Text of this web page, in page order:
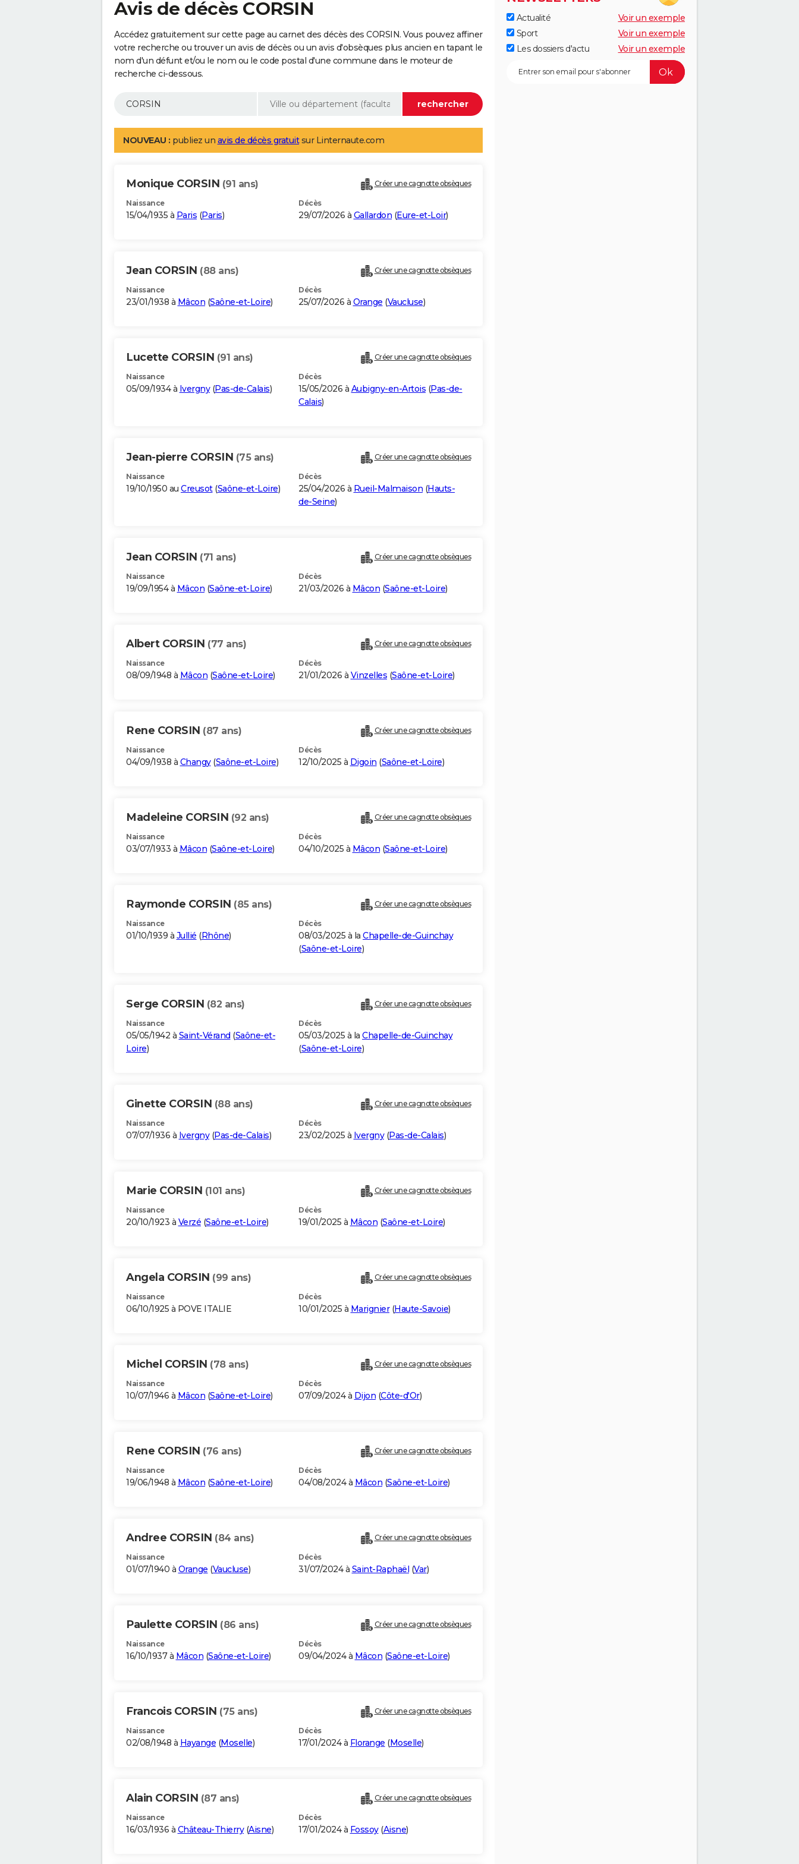
Avis de décès CORSIN
Accédez gratuitement sur cette page au carnet des décès des CORSIN. Vous pouvez affiner
votre recherche ou trouver un avis de décès ou un avis d'obsèques plus ancien en tapant le
nom d'un défunt et/ou le nom ou le code postal d'une commune dans le moteur de
recherche ci-dessous.
NOUVEAU : publiez un avis de décès gratuitsur Linternaute.com
Monique CORSIN (91 ans) Créer une cagnotte obsèques
Naissance
15/04/1935 à Paris (Paris)
Décès
29/07/2026 à Gallardon (Eure-et-Loir)
Jean CORSIN (88 ans) Créer une cagnotte obsèques
Naissance
23/01/1938 à Mâcon (Saône-et-Loire)
Décès
25/07/2026 à Orange (Vaucluse)
Lucette CORSIN (91 ans) Créer une cagnotte obsèques
Naissance
05/09/1934 à Ivergny(Pas-de-Calais)
Décès
15/05/2026 à Aubigny-en-Artois (Pas-de-
Calais)
Jean-pierre CORSIN (75 ans) Créer une cagnotte obsèques
Naissance
19/10/1950 au Creusot(Saône-et-Loire)
Décès
25/04/2026 à Rueil-Malmaison (Hauts-
de-Seine)
Jean CORSIN (71 ans) Créer une cagnotte obsèques
Naissance
19/09/1954 à Mâcon (Saône-et-Loire)
Décès
21/03/2026 à Mâcon (Saône-et-Loire)
Albert CORSIN (77 ans) Créer une cagnotte obsèques
Naissance
08/09/1948 à Mâcon (Saône-et-Loire)
Décès
21/01/2026 à Vinzelles (Saône-et-Loire)
Rene CORSIN (87 ans) Créer une cagnotte obsèques
Naissance
04/09/1938 à Changy(Saône-et-Loire)
Décès
12/10/2025 à Digoin (Saône-et-Loire)
Madeleine CORSIN (92 ans) Créer une cagnotte obsèques
Naissance
03/07/1933 à Mâcon (Saône-et-Loire)
Décès
04/10/2025 à Mâcon (Saône-et-Loire)
Raymonde CORSIN (85 ans) Créer une cagnotte obsèques
Naissance
01/10/1939 à Jullié (Rhône)
Décès
08/03/2025 à la Chapelle-de-Guinchay
(Saône-et-Loire)
Serge CORSIN (82 ans) Créer une cagnotte obsèques
Naissance
05/05/1942 à Saint-Vérand (Saône-et-
Loire)
Décès
05/03/2025 à la Chapelle-de-Guinchay
(Saône-et-Loire)
Ginette CORSIN (88 ans) Créer une cagnotte obsèques
Naissance
07/07/1936 à Ivergny(Pas-de-Calais)
Décès
23/02/2025 à Ivergny(Pas-de-Calais)
Marie CORSIN (101 ans) Créer une cagnotte obsèques
Naissance
20/10/1923 à Verzé (Saône-et-Loire)
Décès
19/01/2025 à Mâcon (Saône-et-Loire)
Angela CORSIN (99 ans) Créer une cagnotte obsèques
Naissance
06/10/1925 à POVE ITALIE
Décès
10/01/2025 à Marignier(Haute-Savoie)
Michel CORSIN (78 ans) Créer une cagnotte obsèques
Naissance
10/07/1946 à Mâcon (Saône-et-Loire)
Décès
07/09/2024 à Dijon (Côte-d'Or)
Rene CORSIN (76 ans) Créer une cagnotte obsèques
Naissance
19/06/1948 à Mâcon (Saône-et-Loire)
Décès
04/08/2024 à Mâcon (Saône-et-Loire)
Andree CORSIN (84 ans) Créer une cagnotte obsèques
Naissance
01/07/1940 à Orange (Vaucluse)
Décès
31/07/2024 à Saint-Raphaël (Var)
Paulette CORSIN (86 ans) Créer une cagnotte obsèques
Naissance
16/10/1937 à Mâcon (Saône-et-Loire)
Décès
09/04/2024 à Mâcon (Saône-et-Loire)
Francois CORSIN (75 ans) Créer une cagnotte obsèques
Naissance
02/08/1948 à Hayange (Moselle)
Décès
17/01/2024 à Florange (Moselle)
Alain CORSIN (87 ans) Créer une cagnotte obsèques
Naissance
16/03/1936 à Château-Thierry(Aisne)
Décès
17/01/2024 à Fossoy(Aisne)
Actualité
Voir un exemple
Sport
Voir un exemple
Les dossiers d'actu
Voir un exemple